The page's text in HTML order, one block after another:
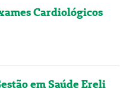
Cardiológicos
em Saúde Ereli